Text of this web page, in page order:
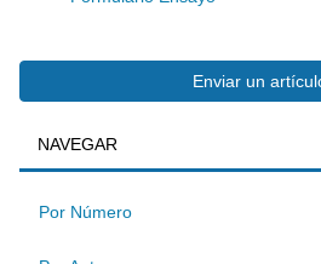
Enviar
un
artículo
Enviar un
BUSQUEDA
NAVEGAR
Por Número